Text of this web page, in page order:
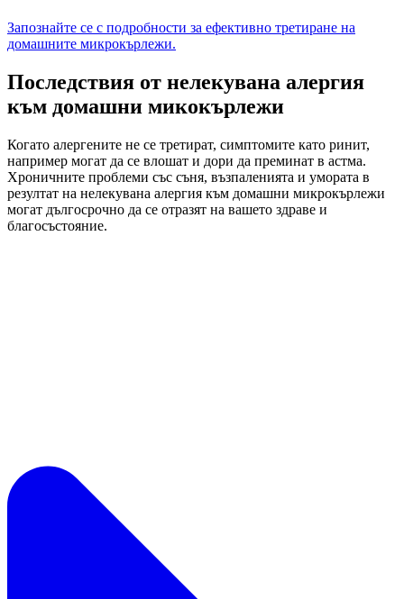
Запознайте се с подробности за ефективно третиране на
домашните микрокърлежи.
Последствия от нелекувана алергия
към домашни микокърлежи
Когато алергените не се третират, симптомите като ринит,
например могат да се влошат и дори да преминат в астма.
Хроничните проблеми със съня, възпаленията и умората в
резултат на нелекувана алергия към домашни микрокърлежи
могат дългосрочно да се отразят на вашето здраве и
благосъстояние.